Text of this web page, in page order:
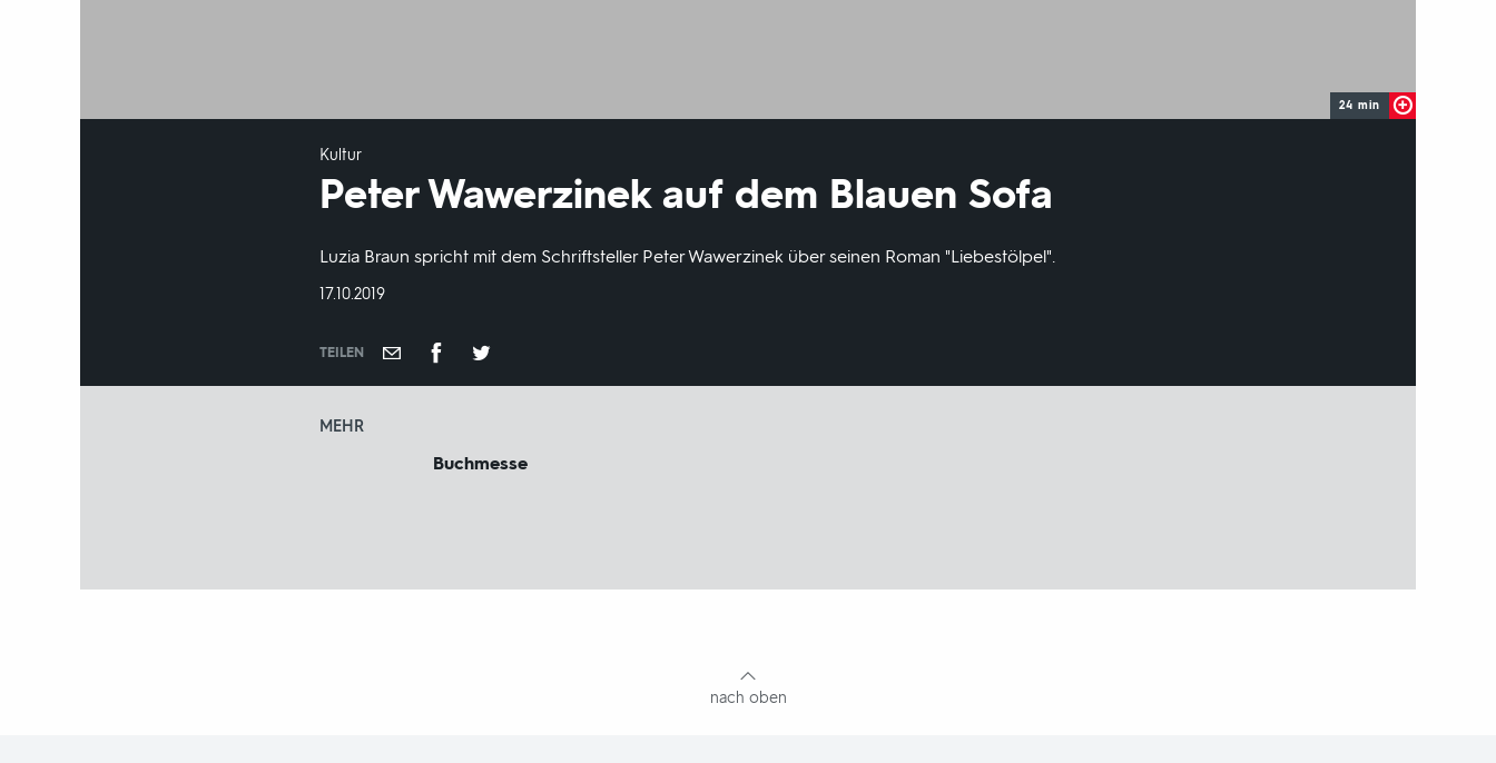
24 min
Kultur
Peter Wawerzinek auf dem Blauen Sofa
Luzia Braun spricht mit dem Schriftsteller Peter Wawerzinek über seinen Roman "Liebestölpel".
DATUM:
17.10.2019
TEILEN
MEHR
Buchmesse
nach oben